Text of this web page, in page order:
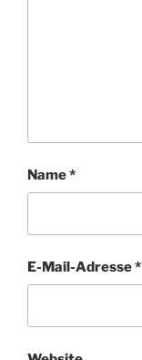
Name*
E-Mail-Adresse*